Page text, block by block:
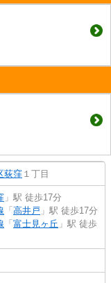
荻窪 １丁目
」駅 徒歩17分
「 高井戸 」駅 徒歩17分
「 富士見ヶ丘 」駅 徒歩